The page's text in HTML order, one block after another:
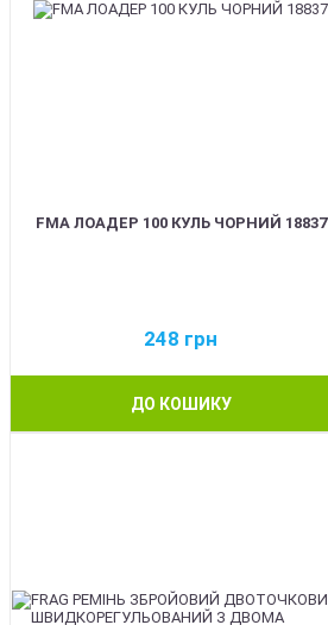
FMA ЛОАДЕР 100 КУЛЬ ЧОРНИЙ 18837
248 грн
ДО КОШИКУ